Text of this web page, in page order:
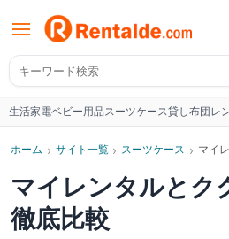
生活家電ベビー用品スーツケース貸し布団レ
ホーム › サイト一覧 › スーツケース › マイ
マイレンタルと ク
徹底比較